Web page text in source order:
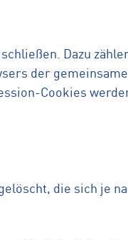
Dazu
der
Cookies
die sich je